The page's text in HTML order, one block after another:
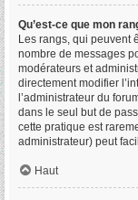
Qu’est-ce que mon
Les rangs, qui peuvent
nombre de messages
modérateurs et
directement modifier
l’administrateur du
dans le seul but de
cette pratique est
administrateur) peut
Haut